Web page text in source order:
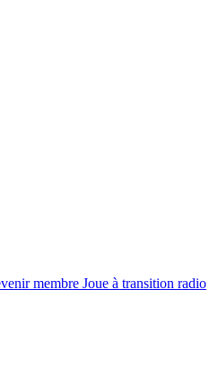
membre Joue à transition radio